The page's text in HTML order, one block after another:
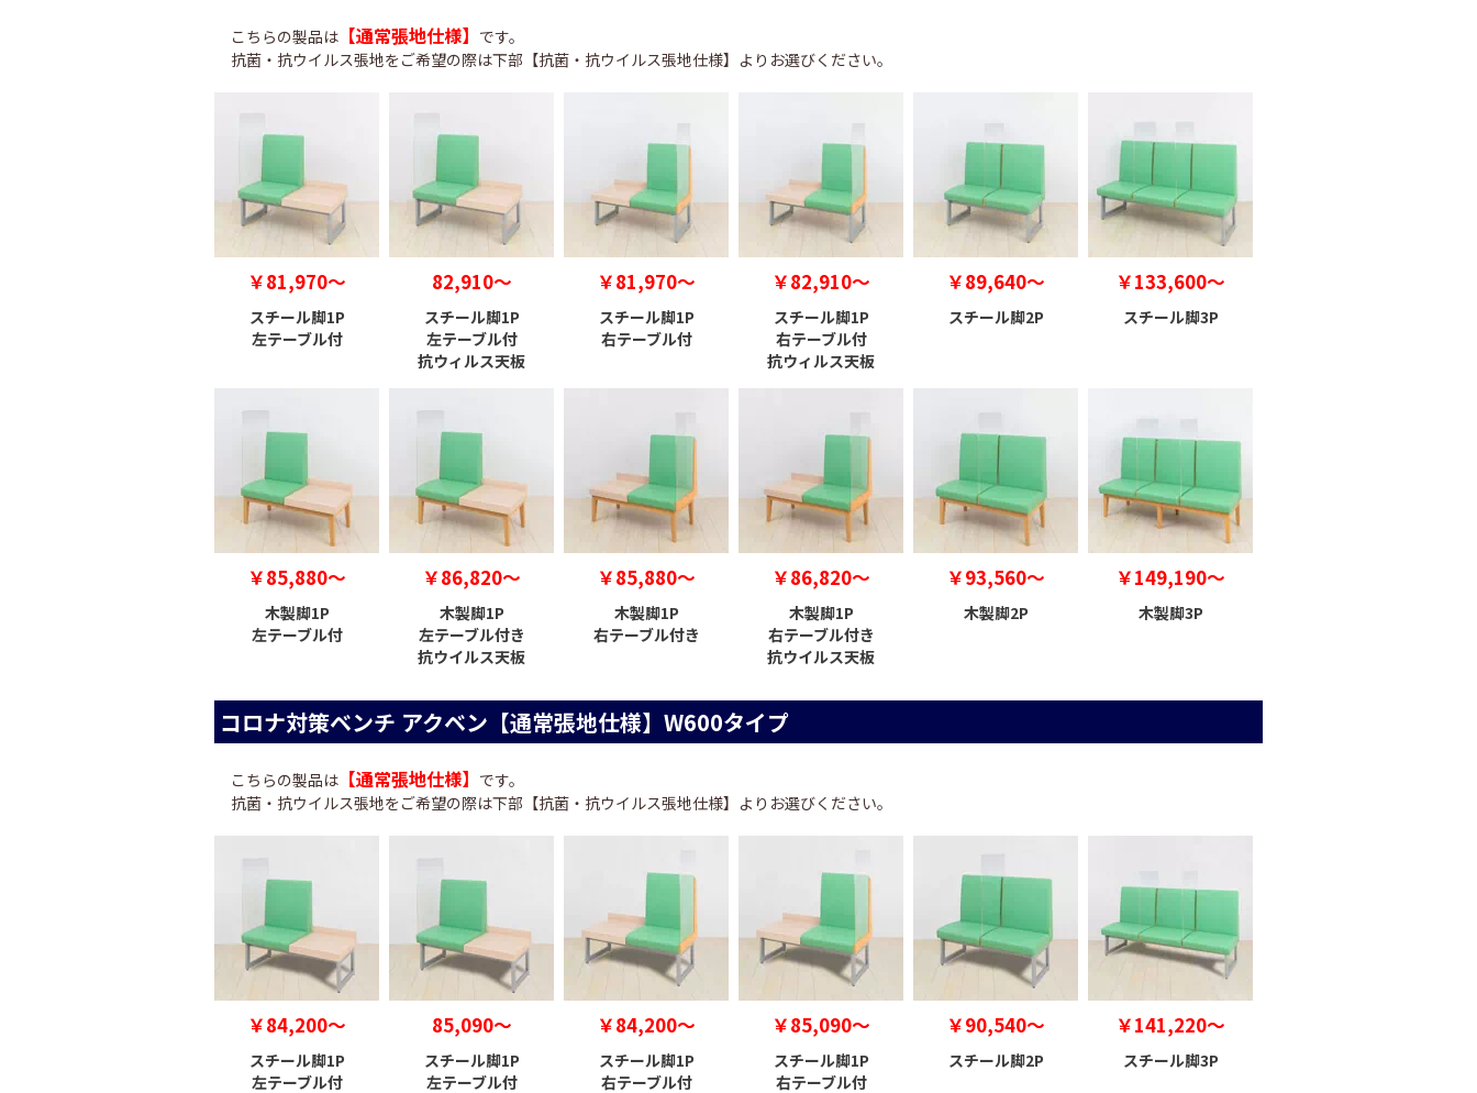
こちらの製品は 【通常張地仕様】 です。
抗菌・抗ウイルス張地をご希望の際は下部【抗菌・抗ウイルス張地仕様】よりお選びください。
￥81,970～
スチール脚1P
左テーブル付
82,910～
スチール脚1P
左テーブル付
抗ウィルス天板
￥81,970～
スチール脚1P
右テーブル付
￥82,910～
スチール脚1P
右テーブル付
抗ウィルス天板
￥89,640～
スチール脚2P
￥133,600～
スチール脚3P
￥85,880～
木製脚1P
左テーブル付
￥86,820～
木製脚1P
左テーブル付き
抗ウイルス天板
￥85,880～
木製脚1P
右テーブル付き
￥86,820～
木製脚1P
右テーブル付き
抗ウイルス天板
￥93,560～
木製脚2P
￥149,190～
木製脚3P
コロナ対策ベンチ アクベン【通常張地仕様】W600タイプ
こちらの製品は 【通常張地仕様】 です。
抗菌・抗ウイルス張地をご希望の際は下部【抗菌・抗ウイルス張地仕様】よりお選びください。
￥84,200～
スチール脚1P
左テーブル付
85,090～
スチール脚1P
左テーブル付
￥84,200～
スチール脚1P
右テーブル付
￥85,090～
スチール脚1P
右テーブル付
￥90,540～
スチール脚2P
￥141,220～
スチール脚3P